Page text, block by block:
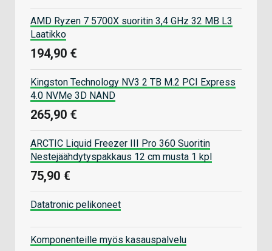
AMD Ryzen 7 5700X suoritin 3,4 GHz 32 MB L3
Laatikko
194,90 €
Kingston Technology NV3 2 TB M.2 PCI Express
4.0 NVMe 3D NAND
265,90 €
ARCTIC Liquid Freezer III Pro 360 Suoritin
Nestejäähdytyspakkaus 12 cm musta 1 kpl
75,90 €
Datatronic pelikoneet
Komponenteille myös kasauspalvelu